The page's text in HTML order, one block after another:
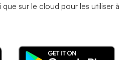
sur le cloud pour les utiliser à